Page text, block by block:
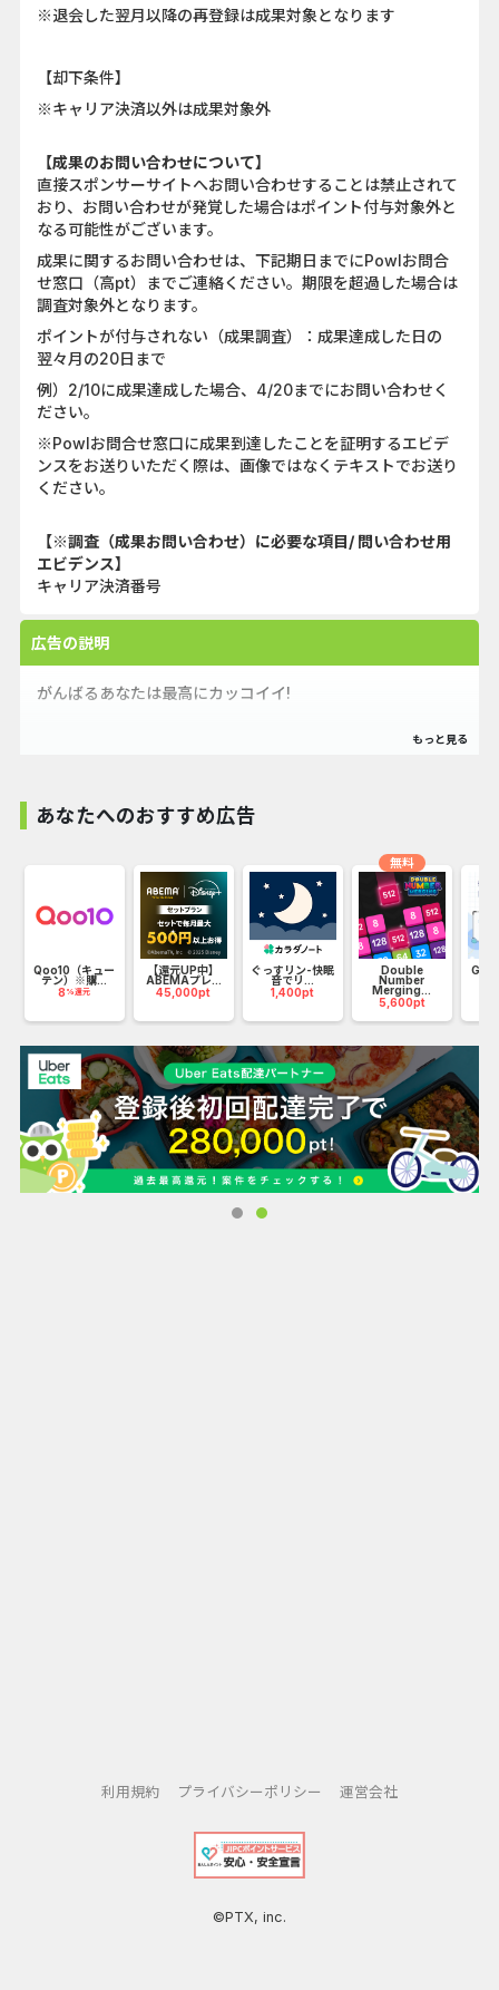
※退会した翌月以降の再登録は成果対象となります
【却下条件】
※キャリア決済以外は成果対象外
【成果のお問い合わせについて】
直接スポンサーサイトへお問い合わせすることは禁止されて
おり、お問い合わせが発覚した場合はポイント付与対象外と
なる可能性がございます。
成果に関するお問い合わせは、下記期日までにPowlお問合
せ窓口（高pt）までご連絡ください。期限を超過した場合は
調査対象外となります。
ポイントが付与されない（成果調査）：成果達成した日の
翌々月の20日まで
例）2/10に成果達成した場合、4/20までにお問い合わせく
ださい。
※Powlお問合せ窓口に成果到達したことを証明するエビデ
ンスをお送りいただく際は、画像ではなくテキストでお送り
ください。
【※調査（成果お問い合わせ）に必要な項目/ 問い合わせ用
エビデンス】
キャリア決済番号
広告の説明
がんばるあなたは最高にカッコイイ!
あなたへのおすすめ広告
Qoo10（キュー
テン）※購...
8 %還元
【還元UP中】
ABEMAプレ...
45,000pt
ぐっすリン-快眠
音でリ...
1,400pt
Double
Number
Merging...
5,600pt
無料
GFS
利用規約 プライバシーポリシー 運営会社
©PTX, inc.